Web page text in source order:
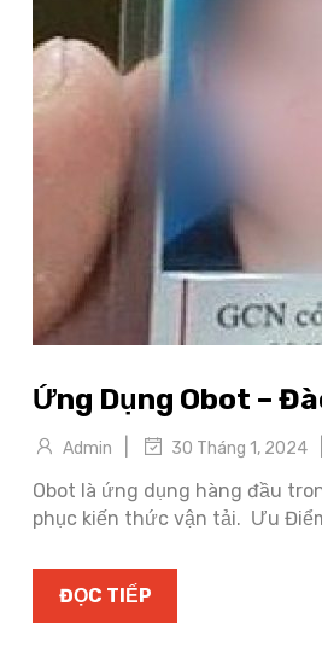
Ứng Dụng Obot –
Admin 30 Tháng 1, 2024
Obot là ứng dụng hàng đầu
phục kiến thức vận tải. Ưu
ĐỌC TIẾP